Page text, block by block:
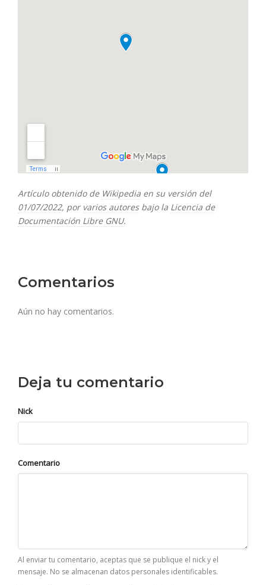
Artículo obtenido de Wikipedia en su versión del
01/07/2022, por varios autoresbajo la Licencia de
Documentación Libre GNU.
Comentarios
Aún no hay comentarios.
Deja tu comentario
Nick
Comentario
Al enviar tu comentario, aceptas que se publique el nick y el
mensaje. No se almacenan datos personales identificables.